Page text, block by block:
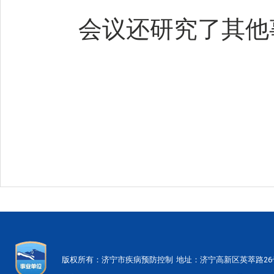
会议还研究了其他
版权所有：济宁市疾病预防控制 地址：济宁高新区英萃路